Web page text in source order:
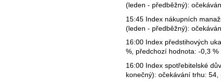
(leden - předběžný):
15:45 Index nákupních
(leden - předběžný):
16:00 Index předstihových
%, předchozí hodnota: -0,3 %
16:00 Index spotřebitelské
konečný): očekávání trhu: